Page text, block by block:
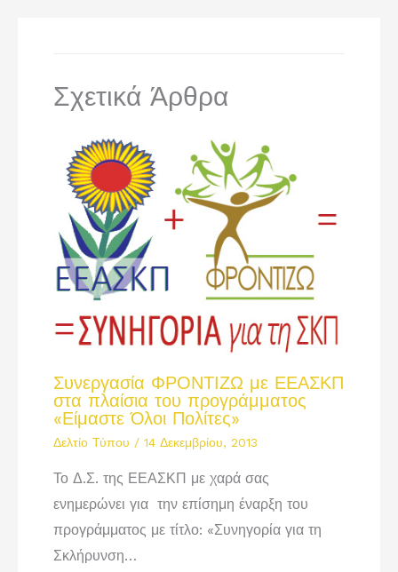
Σχετικά Άρθρα
Συνεργασία ΦΡΟΝΤΙΖΩ με ΕΕΑΣΚΠ
στα πλαίσια του προγράμματος
«Είμαστε Όλοι Πολίτες»
Δελτίο Τύπου / 14 Δεκεμβρίου, 2013
Το Δ.Σ. της ΕΕΑΣΚΠ με χαρά σας
ενημερώνει για την επίσημη έναρξη του
προγράμματος με τίτλο: «Συνηγορία για τη
Σκλήρυνση…